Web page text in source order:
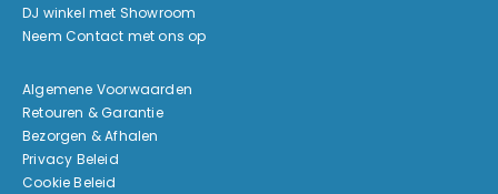
DJ winkel met Showroom
Neem Contact met ons op
Algemene Voorwaarden
Retouren & Garantie
Bezorgen & Afhalen
Privacy Beleid
Cookie Beleid